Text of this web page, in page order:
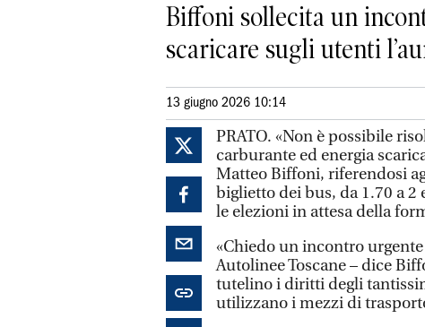
Biffoni sollecita un
scaricare sugli utenti
13 giugno 2026 10:14
PRATO. «Non è possibile
carburante ed energia
Matteo Biffoni, riferendosi
biglietto dei bus, da 1.70 a
le elezioni in attesa della
«Chiedo un incontro
Autolinee Toscane – dice
tutelino i diritti degli
utilizzano i mezzi di